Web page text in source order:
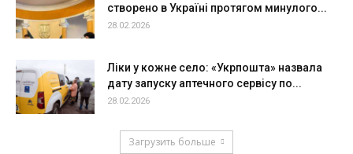
створено в Україні протягом минулого...
28.02.2026
Ліки у кожне село: «Укрпошта» назвала
дату запуску аптечного сервісу по...
28.02.2026
Загрузить больше